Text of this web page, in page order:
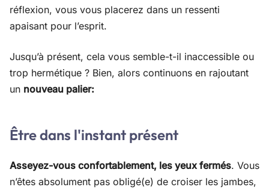
réflexion, vous vous placerez dans un ressenti
apaisant pour l’esprit.
Jusqu’à présent, cela vous semble-t-il inaccessible ou
trop hermétique ? Bien, alors continuons en rajoutant
un nouveau palier:
Être dans l'instant présent
Asseyez-vous confortablement, les yeux fermés. Vous
n’êtes absolument pas obligé(e) de croiser les jambes,